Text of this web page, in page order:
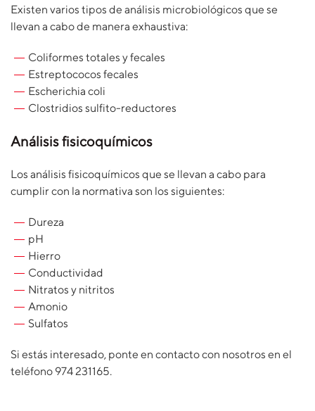
Existen varios tipos de análisis microbiológicos que se
llevan a cabo de manera exhaustiva:
Coliformes totales y fecales
Estreptococos fecales
Escherichia coli
Clostridios sulfito-reductores
Análisis fisicoquímicos
Los análisis fisicoquímicos que se llevan a cabo para
cumplir con la normativa son los siguientes:
Dureza
pH
Hierro
Conductividad
Nitratos y nitritos
Amonio
Sulfatos
Si estás interesado, ponte en contacto con nosotros en el
teléfono 974 231165.